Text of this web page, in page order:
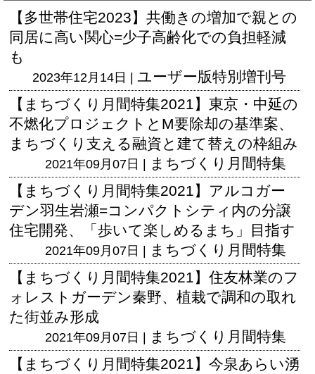
【多世帯住宅2023】共働きの増加で親との
同居に高い関心=少子高齢化での負担軽減
も
2023年12月14日 | ユーザー版特別増刊号
【まちづくり月間特集2021】東京・中延の
不燃化プロジェクトとM要除却の基準案、
まちづくり支える融資と建て替えの枠組み
2021年09月07日 | まちづくり月間特集
【まちづくり月間特集2021】アルコガー
デン羽生岩瀬=コンパクトシティ内の分譲
住宅開発、「歩いて楽しめるまち」目指す
2021年09月07日 | まちづくり月間特集
【まちづくり月間特集2021】住友林業のフ
ォレストガーデン秦野、植栽で調和の取れ
た街並み形成
2021年09月07日 | まちづくり月間特集
【まちづくり月間特集2021】今泉あらい湧